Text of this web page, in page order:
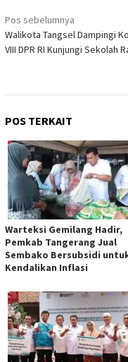
Navigasi
pos
Pos sebelumnya
Walikota Tangsel Dampingi
VIII DPR RI Kunjungi Sekolah
POS TERKAIT
Warteksi Gemilang Hadir,
Pemkab Tangerang Jual
Sembako Bersubsidi
Kendalikan Inflasi